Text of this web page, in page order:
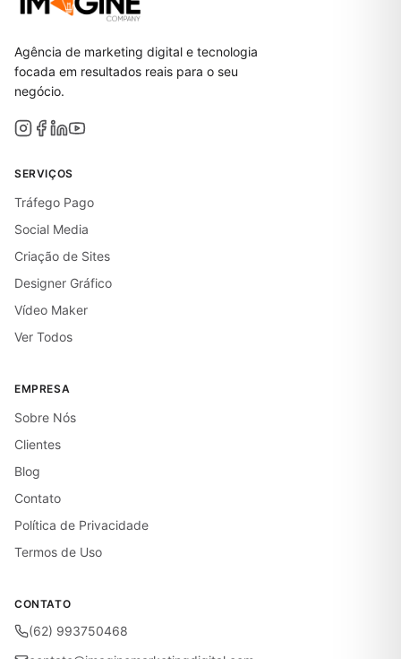
Agência de marketing digital e tecnologia
focada em resultados reais para o seu
negócio.
SERVIÇOS
Tráfego Pago
Social Media
Criação de Sites
Designer Gráfico
Vídeo Maker
Ver Todos
EMPRESA
Sobre Nós
Clientes
Blog
Contato
Política de Privacidade
Termos de Uso
CONTATO
(62) 993750468